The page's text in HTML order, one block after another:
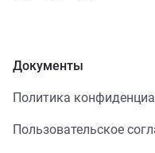
Документы
Политика
Пользовательское